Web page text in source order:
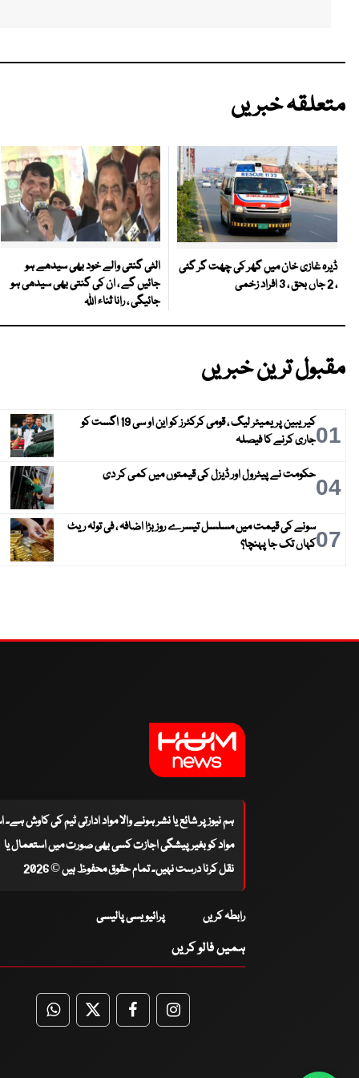
متعلقہ خبریں
ڈیرہ غازی خان میں گھر کی چھت گر گئی
، 2 جاں بحق ، 3 افراد زخمی
الٹی گنتی والے خود بھی سیدھے ہو
جائیں گے ، ان کی گنتی بھی سیدھی ہو
جائیگی ، رانا ثناء اللہ
مقبول ترین خبریں
01
کیریبین پریمیئر لیگ ، قومی کرکٹرز کو این او سی 19 اگست کو
جاری کرنے کا فیصلہ
04حکومت نے پیٹرول اور ڈیزل کی قیمتوں میں کمی کر دی
07سونے کی قیمت میں مسلسل تیسرے روز بڑا اضافہ ، فی تولہ ریٹ
کہاں تک جا پہنچا؟
ہم نیوز پر شائع یا نشر ہونے والا مواد ادارتی ٹیم کی کاوش
مواد کو بغیر پیشگی اجازت کسی بھی صورت میں استعمال یا
نقل کرنا درست نہیں۔ تمام حقوق محفوظ ہیں © 2026
رابطہ کریں پرائیویسی پالیسی
ہمیں فالو کریں
WhatsApp
TwitterFacebookFacebook